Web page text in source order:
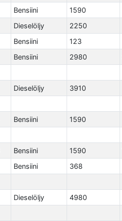
Bensiini 1590
Dieselöljy 2250
Bensiini 123
Bensiini 2980
Dieselöljy 3910
Bensiini 1590
Bensiini 1590
Bensiini 368
Dieselöljy 4980